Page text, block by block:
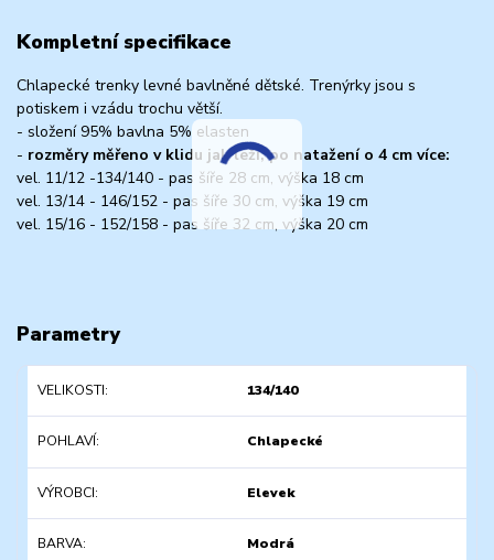
Kompletní specifikace
Chlapecké trenky levné bavlněné dětské. Trenýrky jsou s
potiskem i vzádu trochu větší.
- složení 95% bavlna 5% elasten
- rozměry měřeno v klidu jak leží, po natažení o 4 cm více:
vel. 11/12 -134/140 - pas šíře 28 cm, výška 18 cm
vel. 13/14 - 146/152 - pas šíře 30 cm, výška 19 cm
vel. 15/16 - 152/158 - pas šíře 32 cm, výška 20 cm
Parametry
VELIKOSTI 134/140
POHLAVÍ Chlapecké
VÝROBCI Elevek
BARVA Modrá